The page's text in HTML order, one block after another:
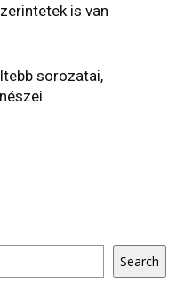
is van
sorozatai,
Search